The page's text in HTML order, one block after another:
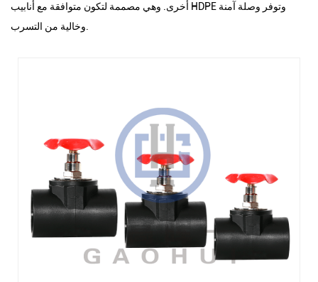
أخرى. وهي مصممة لتكون متوافقة مع أنابيب HDPE وتوفر وصلة آمنة
وخالية من التسرب.